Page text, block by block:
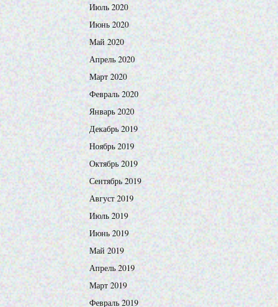
Июль 2020
Июнь 2020
Май 2020
Апрель 2020
Март 2020
Февраль 2020
Январь 2020
Декабрь 2019
Ноябрь 2019
Октябрь 2019
Сентябрь 2019
Август 2019
Июль 2019
Июнь 2019
Май 2019
Апрель 2019
Март 2019
Февраль 2019